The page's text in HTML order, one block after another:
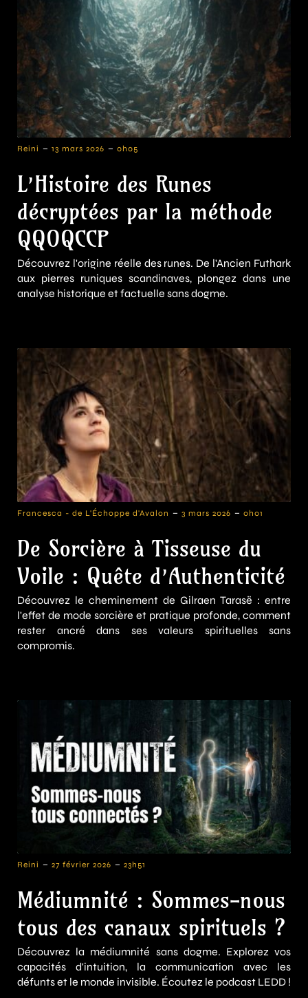
Reini - 13 mars 2026 - 0h05
L’Histoire des Runes
décryptées par la méthode
QQOQCCP
Découvrez l'origine réelle des runes. De l'Ancien Futhark
aux pierres runiques scandinaves, plongez dans une
analyse historique et factuelle sans dogme.
Francesca - de L'Échoppe d'Avalon - 3 mars 2026 - 0h01
De Sorcière à Tisseuse du
Voile : Quête d’Authenticité
Découvrez le cheminement de Gilraen Tarasë : entre
l'effet de mode sorcière et pratique profonde, comment
rester ancré dans ses valeurs spirituelles sans
compromis.
Reini - 27 février 2026 - 23h51
Médiumnité : Sommes-nous
tous des canaux spirituels ?
Découvrez la médiumnité sans dogme. Explorez vos
capacités d'intuition, la communication avec les
défunts et le monde invisible. Écoutez le podcast LEDD !